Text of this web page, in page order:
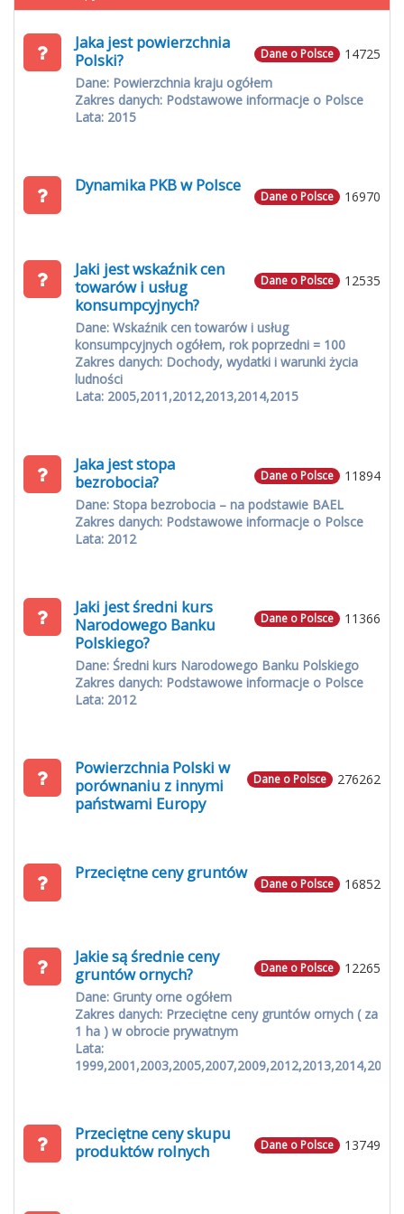
14725
Dane o Polsce
Jaka jest powierzchnia
Polski?
Dane: Powierzchnia kraju ogółem
Zakres danych: Podstawowe informacje o Polsce
Lata: 2015
16970
Dane o Polsce
Dynamika PKB w Polsce
12535
Dane o Polsce
Jaki jest wskaźnik cen
towarów i usług
konsumpcyjnych?
Dane: Wskaźnik cen towarów i usług
konsumpcyjnych ogółem, rok poprzedni = 100
Zakres danych: Dochody, wydatki i warunki życia
ludności
Lata: 2005,2011,2012,2013,2014,2015
11894
Dane o Polsce
Jaka jest stopa
bezrobocia?
Dane: Stopa bezrobocia – na podstawie BAEL
Zakres danych: Podstawowe informacje o Polsce
Lata: 2012
11366
Dane o Polsce
Jaki jest średni kurs
Narodowego Banku
Polskiego?
Dane: Średni kurs Narodowego Banku Polskiego
Zakres danych: Podstawowe informacje o Polsce
Lata: 2012
276262
Dane o Polsce
Powierzchnia Polski w
porównaniu z innymi
państwami Europy
16852
Dane o Polsce
Przeciętne ceny gruntów
12265
Dane o Polsce
Jakie są średnie ceny
gruntów ornych?
Dane: Grunty orne ogółem
Zakres danych: Przeciętne ceny gruntów ornych ( za
1 ha ) w obrocie prywatnym
Lata:
1999,2001,2003,2005,2007,2009,2012,2013,2014,2015
13749
Dane o Polsce
Przeciętne ceny skupu
produktów rolnych